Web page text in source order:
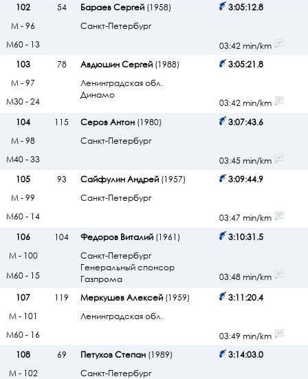
102
54 Бараев Сергей(1958)
Санкт-Петербург
3:05:12.8
М - 96
М60 - 13
03:42 min/km
103
78 Авдюшин Сергей(1988)
Ленинградская обл.
Динамо
3:05:21.8
М - 97
М30 - 24
03:42 min/km
104
115 Серов Антон(1980)
Санкт-Петербург
3:07:43.6
М - 98
М40 - 33
03:45 min/km
105
93 Сайфулин Андрей(1957)
Санкт-Петербург
3:09:44.9
М - 99
М60 - 14
03:47 min/km
106
104 Федоров Виталий(1961)
Санкт-Петербург
Генеральный спонсор
Газпрома
3:10:31.5
М - 100
М60 - 15
03:48 min/km
107
119 Меркушев Алексей(1959)
Ленинградская обл.
3:11:20.4
М - 101
М60 - 16
03:49 min/km
108
69 Петухов Степан(1989)
Санкт-Петербург
3:14:03.0
М - 102